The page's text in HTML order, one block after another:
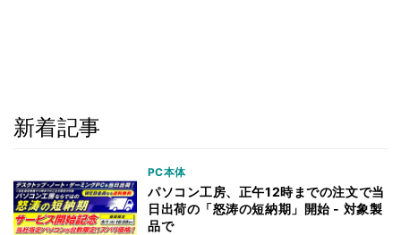
新着記事
PC本体
パソコン工房、正午12時までの注文で当
日出荷の「怒涛の短納期」開始 - 対象製
品で